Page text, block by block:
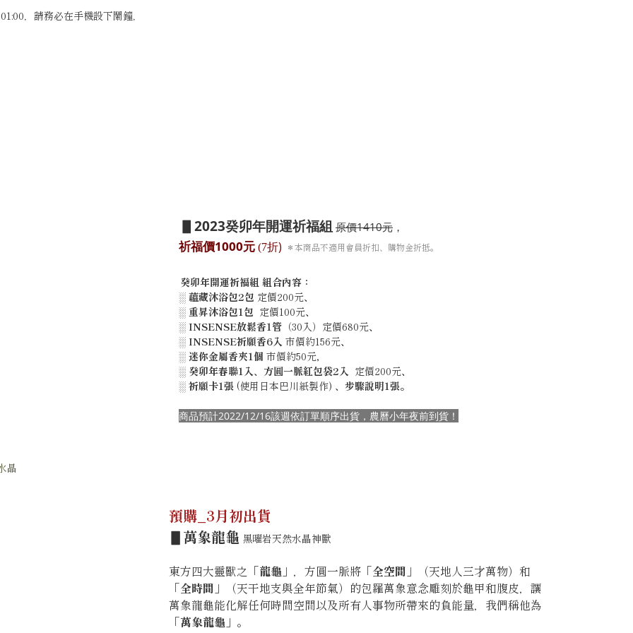
01:00，請務必在手機設下鬧鐘，
▋ 2023癸卯年開運祈福組 原價1410元 ，
祈福價1000元 (7折) ＊本商品不適用會員折扣、購物金折抵。
癸卯年開運祈福組 組合內容：
░ 蘊藏沐浴包2包 定價200元、
░ 重昇沐浴包1包 定價100元、
░ INSENSE放鬆香1管 （30入）定價680元、
░ INSENSE祈願香6入 市價約156元、
░ 迷你金屬香夾1個 市價約50元，
░ 癸卯年春聯1入、方圓一脈紅包袋2入 定價200元、
░ 祈願卡1張 (使用日本巴川紙製作) 、步驟說明1張。
商品預計2022/12/16該週依訂單順序出貨，農曆小年夜前到貨！
預購_3月初出貨
▋萬象龍龜 黑曜岩天然水晶神獸
東方四大靈獸之「龍龜 」，方圓一脈將「全空間 」（天地人三才萬物）和
「全時間 」（天干地支與全年節氣）的包羅萬象意念雕刻於龜甲和腹皮，讓
萬象龍龜能化解任何時間空間以及所有人事物所帶來的負能量，我們稱他為
「萬象龍龜 」。